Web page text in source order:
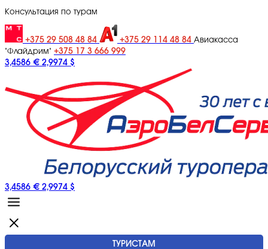
Консультация по турам
+375 29 508 48 84 +375 29 114 48 84 Авиакасса
"Флайдрим" +375 17 3 666 999
3,4586 € 2,9974 $
3,4586 € 2,9974 $
ТУРИСТАМ